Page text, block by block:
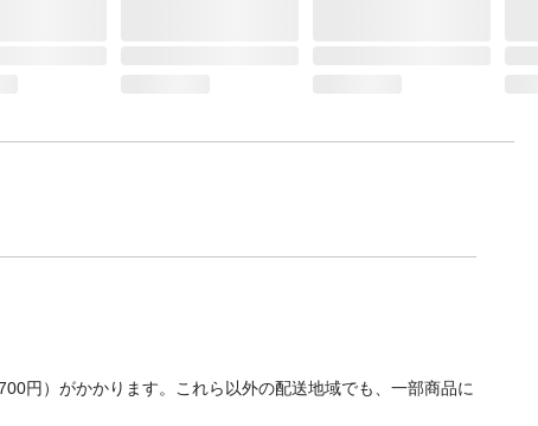
円）がかかります。これら以外の配送地域でも、一部商品に